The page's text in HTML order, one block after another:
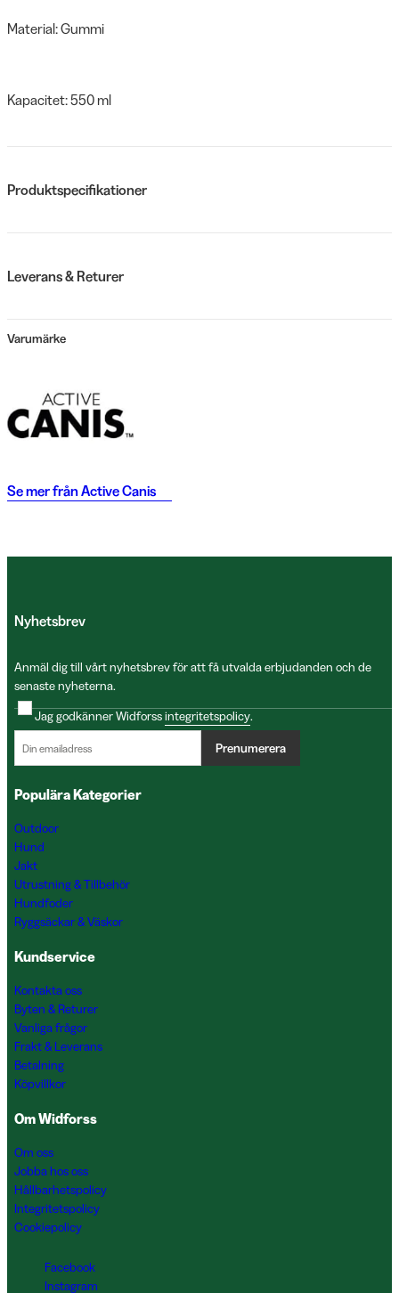
Material: Gummi
Kapacitet: 550 ml
Produktspecifikationer
Leverans & Returer
Varumärke
Se mer frånActive Canis
Nyhetsbrev
Anmäl dig till vårt nyhetsbrev för att få utvalda erbjudanden och de
senaste nyheterna.
Jag godkänner Widforssintegritetspolicy.
Prenumerera
Populära Kategorier
Outdoor
Hund
Jakt
Utrustning & Tillbehör
Hundfoder
Ryggsäckar & Väskor
Kundservice
Kontakta oss
Byten & Returer
Vanliga frågor
Frakt & Leverans
Betalning
Köpvillkor
Om Widforss
Om oss
Jobba hos oss
Hållbarhetspolicy
Integritetspolicy
Cookiepolicy
Facebook
Instagram